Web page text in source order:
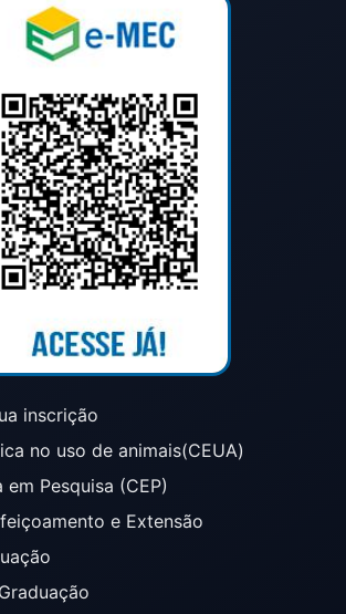
inscrição
no uso de animais(CEUA)
Pesquisa (CEP)
e Extensão